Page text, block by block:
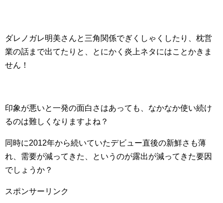
ダレノガレ明美さんと三角関係でぎくしゃくしたり、枕営
業の話まで出てたりと、とにかく炎上ネタにはことかきま
せん！
印象が悪いと一発の面白さはあっても、なかなか使い続け
るのは難しくなりますよね？
同時に2012年から続いていたデビュー直後の新鮮さも薄
れ、需要が減ってきた、というのが露出が減ってきた要因
でしょうか？
スポンサーリンク